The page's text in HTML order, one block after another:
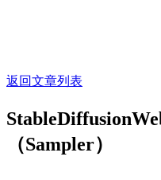
返回文章列表
（Sampler）